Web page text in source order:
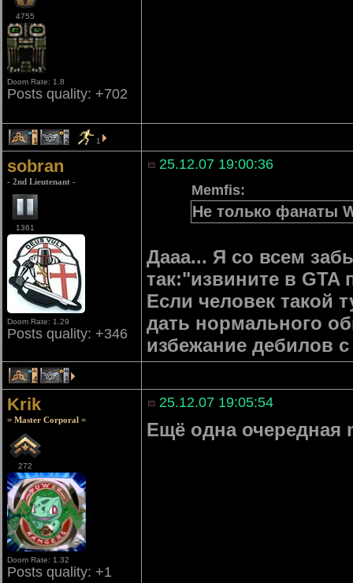
4755
Doom Rate: 1.8
Posts quality: +702
1 2 1
sobran
- 2nd Lieutenant -
1361
Doom Rate: 1.29
Posts quality: +346
25.12.07 19:00:36
Memfis:
Не только фанаты
Дааа... Я со всем
так:"извините в GTA
Если человек такой
дать нормального
избежание дебилов
4 1
Krik
= Master Corporal =
272
Doom Rate: 1.32
Posts quality: +1
25.12.07 19:05:54
Ещё одна очередная